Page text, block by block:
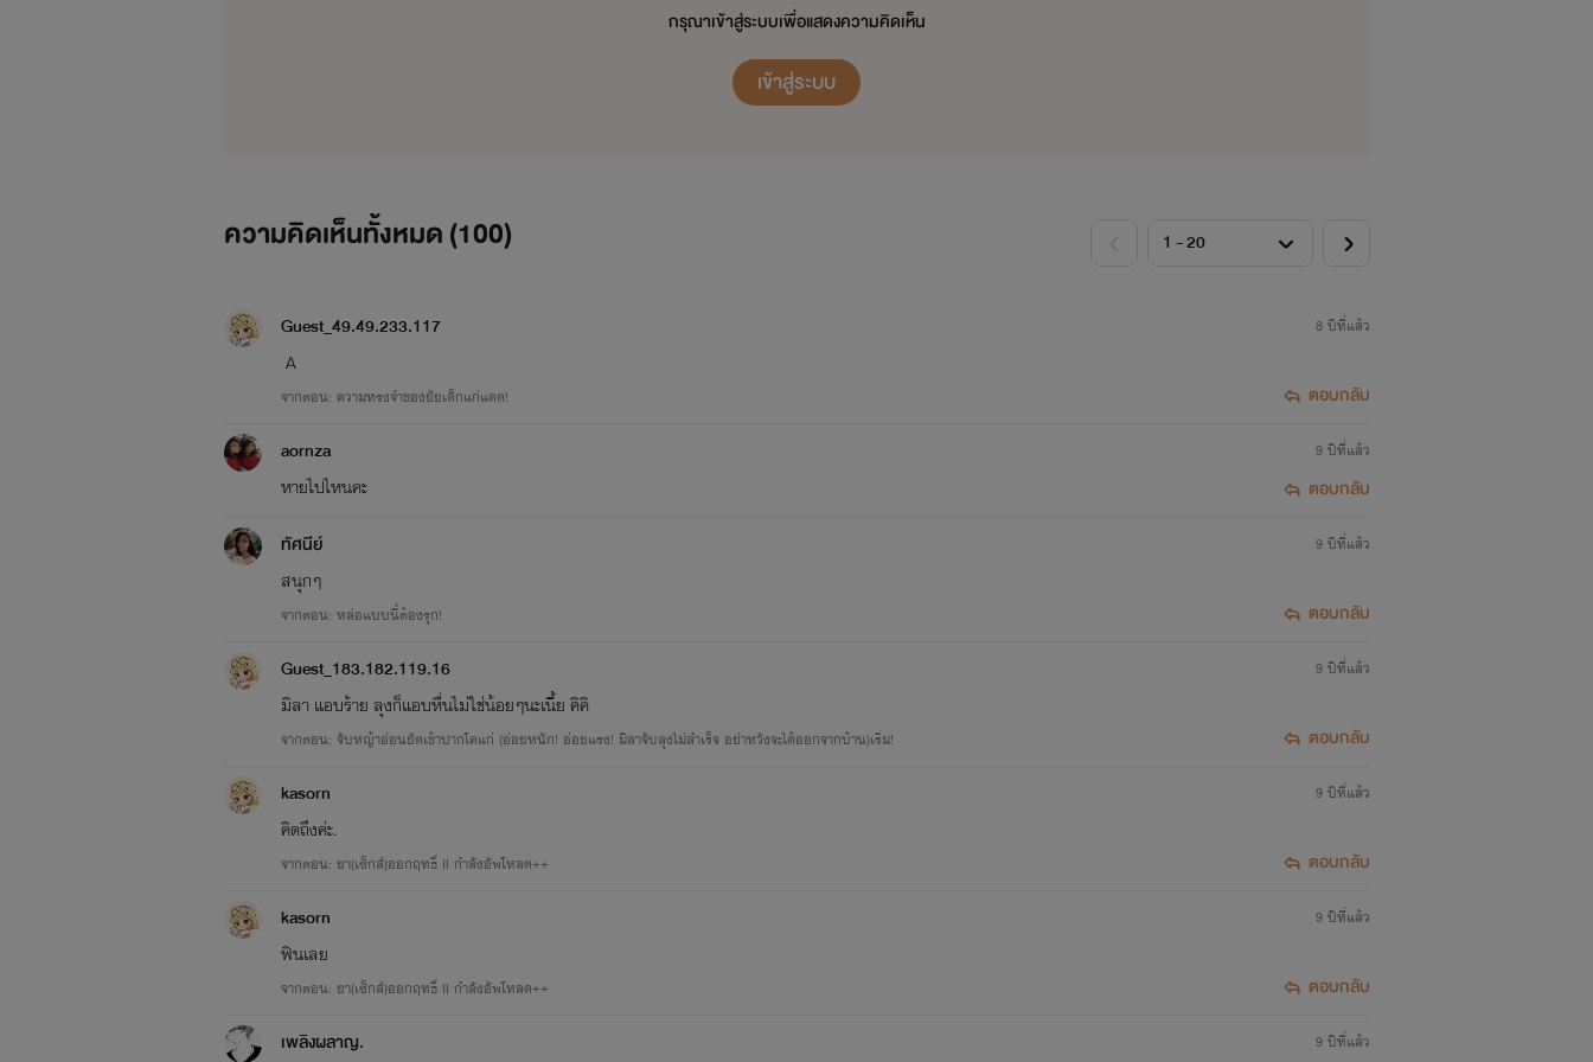
กรุณาเข้าสู่ระบบเพื่อแสดงความคิดเห็น
เข้าสู่ระบบ
ความคิดเห็นทั้งหมด (100)
Guest_49.49.233.117
A
จากตอน: ความทรงจำของยัยเด็กแก่แดด!
8 ปีที่แล้ว
ตอบกลับ
aornza
หายไปไหนคะ
9 ปีที่แล้ว
ตอบกลับ
ทัศนีย์
สนุกๆ
จากตอน: หล่อแบบนี้ต้องรุก!
9 ปีที่แล้ว
ตอบกลับ
Guest_183.182.119.16
มิลา แอบร้าย ลุงก็แอบหื่นไม่ใช่น้อยๆนะเนี้ย คิคิ
จากตอน: จับหญ้าอ่อนยัดเข้าปากโคแก่ (อ่อยหนัก! อ่อยแรง! มิลาจับลุงไม่สำเร็จ อย่าหวังจะได้ออกจากบ้าน)เริ่ม!
9 ปีที่แล้ว
ตอบกลับ
kasorn
คิดถึงค่ะ.
จากตอน: ยา(เซ็กส์)ออกฤทธิ์ II กำลังอัพโหลด++
9 ปีที่แล้ว
ตอบกลับ
kasorn
ฟินเลย
จากตอน: ยา(เซ็กส์)ออกฤทธิ์ II กำลังอัพโหลด++
9 ปีที่แล้ว
ตอบกลับ
เพลิงผลาญ.
9 ปีที่แล้ว